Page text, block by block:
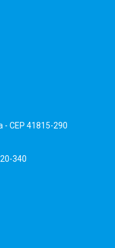
- CEP 41815-290
340